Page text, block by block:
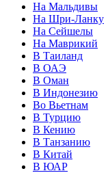
На Мальдивы
На Шри-Ланку
На Сейшелы
На Маврикий
В Таиланд
В ОАЭ
В Оман
В Индонезию
Во Вьетнам
В Турцию
В Кению
В Танзанию
В Китай
В ЮАР